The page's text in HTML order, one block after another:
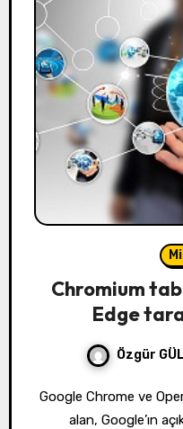
Chromium
Edge
Özgür
Google Chrome ve Opera tarayıcılarının temelinde yer
alan, Google’ın